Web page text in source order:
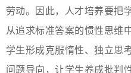
劳动。因此，人才培养要把
从追求标准答案的惯性思维
学生形成克服惰性、独立思
问题导向，让学生养成批判